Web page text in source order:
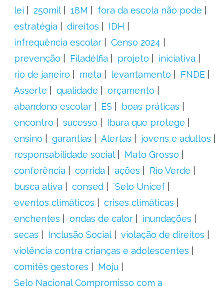
lei
250mil 18M
fora da escola não pode
estratégia
direitos
IDH
infrequência escolar
Censo 2024
prevenção
Filadélfia projeto
iniciativa
rio de janeiro
meta levantamento
FNDE
Asserte
qualidade
orçamento
abandono escolar
ES
boas práticas
encontro
sucesso
Ibura que protege
ensino
garantias Alertas
jovens e adultos
responsabilidade social
Mato Grosso
conferência
corrida ações
Rio Verde
busca ativa
consed
´Selo Unicef
eventos climáticos
crises climáticas
enchentes
ondas de calor
inundações
secas
Inclusão Social
violação de direitos
violência contra crianças e adolescentes
comitês gestores
Moju
Selo Nacional Compromisso com a